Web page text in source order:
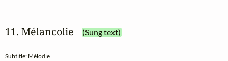
11. Mélancolie (Sung text)
Subtitle: Mélodie